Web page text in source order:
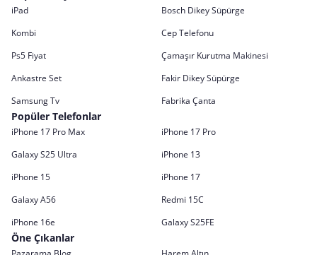
iPad
Bosch Dikey Süpürge
Kombi
Cep Telefonu
Ps5 Fiyat
Çamaşır Kurutma Makinesi
Ankastre Set
Fakir Dikey Süpürge
Samsung Tv
Fabrika Çanta
Popüler Telefonlar
iPhone 17 Pro Max
iPhone 17 Pro
Galaxy S25 Ultra
iPhone 13
iPhone 15
iPhone 17
Galaxy A56
Redmi 15C
iPhone 16e
Galaxy S25FE
Öne Çıkanlar